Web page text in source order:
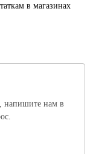
в магазинах
напишите нам в